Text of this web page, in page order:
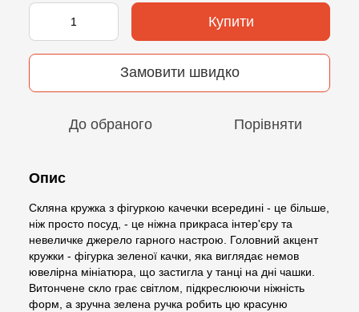
Купити
Замовити швидко
До обраного Порівняти
Опис
Скляна кружка з фігуркою качечки всередині - це більше,
ніж просто посуд, - це ніжна прикраса інтер'єру та
невеличке джерело гарного настрою. Головний акцент
кружки - фігурка зеленої качки, яка виглядає немов
ювелірна мініатюра, що застигла у танці на дні чашки.
Витончене скло грає світлом, підкреслюючи ніжність
форм, а зручна зелена ручка робить цю красуню